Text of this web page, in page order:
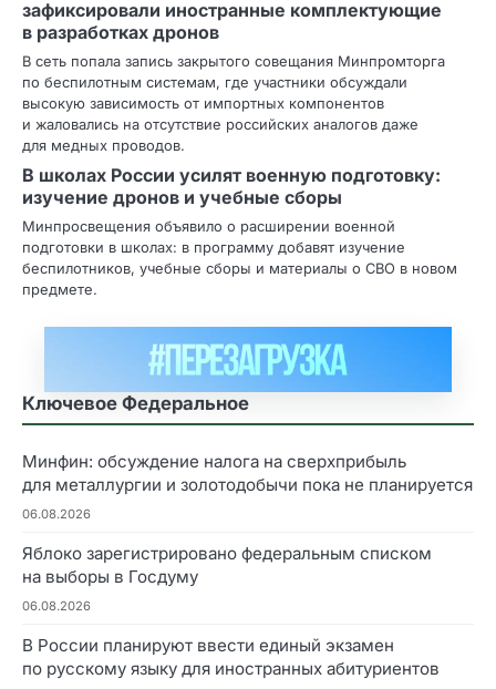
зафиксировали иностранные комплектующие
в разработках дронов
В сеть попала запись закрытого совещания Минпромторга
по беспилотным системам, где участники обсуждали
высокую зависимость от импортных компонентов
и жаловались на отсутствие российских аналогов даже
для медных проводов.
В школах России усилят военную подготовку:
изучение дронов и учебные сборы
Минпросвещения объявило о расширении военной
подготовки в школах: в программу добавят изучение
беспилотников, учебные сборы и материалы о СВО в новом
предмете.
Ключевое Федеральное
Минфин: обсуждение налога на сверхприбыль
для металлургии и золотодобычи пока не планируется
06.08.2026
Яблоко зарегистрировано федеральным списком
на выборы в Госдуму
06.08.2026
В России планируют ввести единый экзамен
по русскому языку для иностранных абитуриентов